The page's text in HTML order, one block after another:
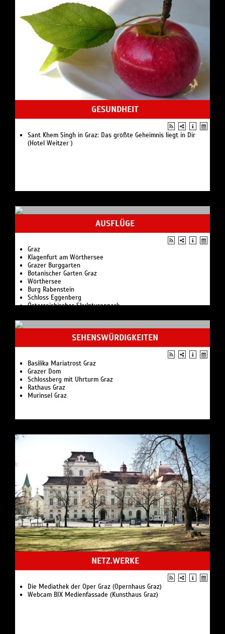
GESUNDHEIT
Sant Khem Singh in Graz: Das größte Geheimnis liegt in Dir
(Hotel Weitzer )
AUSFLÜGE
Graz
Klagenfurt am Wörthersee
Grazer Burggarten
Botanischer Garten Graz
Wörthersee
Burg Rabenstein
Schloss Eggenberg
Österreichischer Skulpturenpark
Klopeiner See
Stift Ossiach
Pyramidenkogel
Tscheppaschlucht
Villach
SEHENSWÜRDIGKEITEN
Basilika Mariatrost Graz
Grazer Dom
Schlossberg mit Uhrturm Graz
Rathaus Graz
Murinsel Graz
NETZ.WERKE
Die Mediathek der Oper Graz (Opernhaus Graz)
Webcam BIX Medienfassade (Kunsthaus Graz)
AUFFÜHRUNGEN
AUFFÜHRUNGEN /Oper